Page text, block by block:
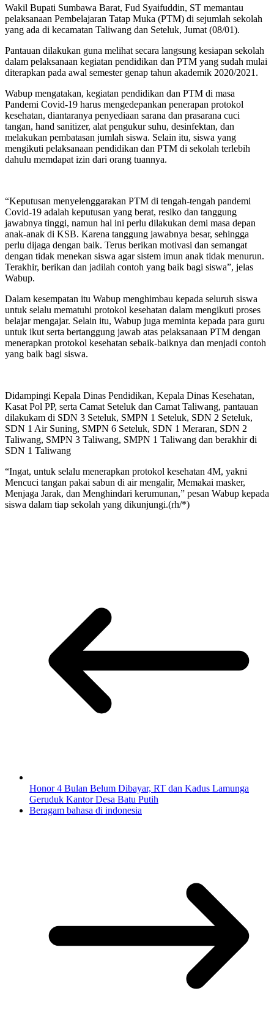
Wakil Bupati Sumbawa Barat, Fud Syaifuddin, ST memantau
pelaksanaan Pembelajaran Tatap Muka (PTM) di sejumlah sekolah
yang ada di kecamatan Taliwang dan Seteluk, Jumat (08/01).
Pantauan dilakukan guna melihat secara langsung kesiapan sekolah
dalam pelaksanaan kegiatan pendidikan dan PTM yang sudah mulai
diterapkan pada awal semester genap tahun akademik 2020/2021.
Wabup mengatakan, kegiatan pendidikan dan PTM di masa
Pandemi Covid-19 harus mengedepankan penerapan protokol
kesehatan, diantaranya penyediaan sarana dan prasarana cuci
tangan, hand sanitizer, alat pengukur suhu, desinfektan, dan
melakukan pembatasan jumlah siswa. Selain itu, siswa yang
mengikuti pelaksanaan pendidikan dan PTM di sekolah terlebih
dahulu memdapat izin dari orang tuannya.
“Keputusan menyelenggarakan PTM di tengah-tengah pandemi
Covid-19 adalah keputusan yang berat, resiko dan tanggung
jawabnya tinggi, namun hal ini perlu dilakukan demi masa depan
anak-anak di KSB. Karena tanggung jawabnya besar, sehingga
perlu dijaga dengan baik. Terus berikan motivasi dan semangat
dengan tidak menekan siswa agar sistem imun anak tidak menurun.
Terakhir, berikan dan jadilah contoh yang baik bagi siswa”, jelas
Wabup.
Dalam kesempatan itu Wabup menghimbau kepada seluruh siswa
untuk selalu mematuhi protokol kesehatan dalam mengikuti proses
belajar mengajar. Selain itu, Wabup juga meminta kepada para guru
untuk ikut serta bertanggung jawab atas pelaksanaan PTM dengan
menerapkan protokol kesehatan sebaik-baiknya dan menjadi contoh
yang baik bagi siswa.
Didampingi Kepala Dinas Pendidikan, Kepala Dinas Kesehatan,
Kasat Pol PP, serta Camat Seteluk dan Camat Taliwang, pantauan
dilakukam di SDN 3 Seteluk, SMPN 1 Seteluk, SDN 2 Seteluk,
SDN 1 Air Suning, SMPN 6 Seteluk, SDN 1 Meraran, SDN 2
Taliwang, SMPN 3 Taliwang, SMPN 1 Taliwang dan berakhir di
SDN 1 Taliwang
“Ingat, untuk selalu menerapkan protokol kesehatan 4M, yakni
Mencuci tangan pakai sabun di air mengalir, Memakai masker,
Menjaga Jarak, dan Menghindari kerumunan,” pesan Wabup kepada
siswa dalam tiap sekolah yang dikunjungi.(rh/*)
Honor 4 Bulan Belum Dibayar, RT dan Kadus Lamunga
Geruduk Kantor Desa Batu Putih
Beragam bahasa di indonesia